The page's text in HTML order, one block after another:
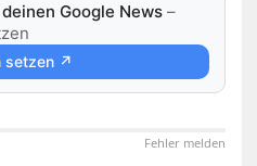
Google News –
setzen ↗
Fehler melden